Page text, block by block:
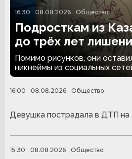
16:30 08.08.2026 Общество
Подросткам из
до трёх лет
за граффити
Помимо рисунков, они
никнеймы из социальных
16:00 08.08.2026 Общество
Девушка пострадала в ДТП на
15:30 08.08.2026 Общество